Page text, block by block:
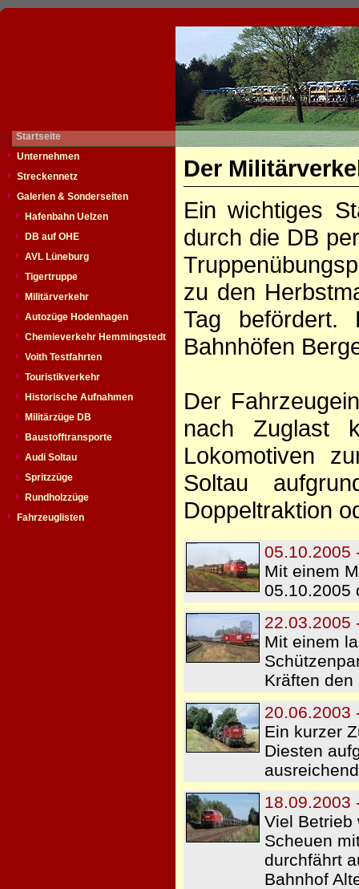
Startseite
Unternehmen
Streckennetz
Galerien & Sonderseiten
Hafenbahn Uelzen
DB auf OHE
AVL Lüneburg
Tigertruppe
Militärverkehr
Autozüge Hodenhagen
Chemieverkehr Hemmingstedt
Voith Testfahrten
Touristikverkehr
Historische Aufnahmen
Militärzüge DB
Baustofftransporte
Audi Soltau
Spritzzüge
Rundholzzüge
Fahrzeuglisten
Der
Ein wichtiges
durch die DB
zu den
Tag befördert.
Bahnhöfen
Der
nach Zuglast
Lokomotiven
Soltau
Doppeltraktion
05.10.2005
Mit einem
05.10.2005
22.03.2005
Mit einem
Kräften
20.06.2003
Ein kurzer
Diesten
18.09.2003
Viel Betrieb
Scheuen
durchfährt
Bahnhof